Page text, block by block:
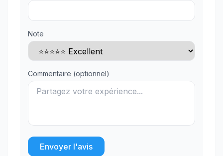
Note
Commentaire (optionnel)
Envoyer l'avis